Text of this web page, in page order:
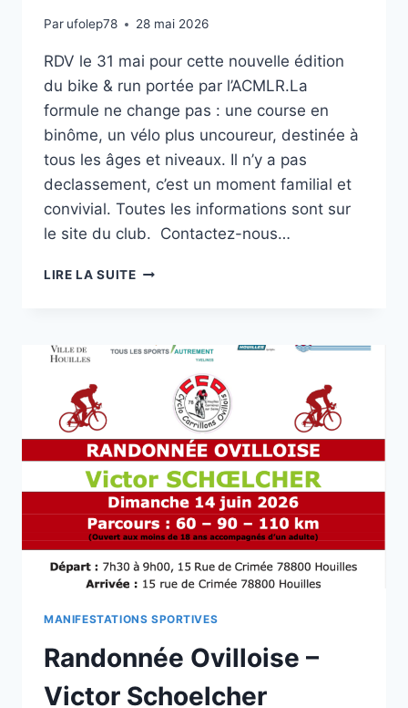
Par ufolep78 28 mai 2026
RDV le 31 mai pour cette nouvelle édition
du bike & run portée par l’ACMLR.La
formule ne change pas : une course en
binôme, un vélo plus uncoureur, destinée à
tous les âges et niveaux. Il n’y a pas
declassement, c’est un moment familial et
convivial. Toutes les informations sont sur
le site du club. Contactez-nous…
LIRE LA SUITE
MANIFESTATIONS SPORTIVES
Randonnée Ovilloise –
Victor Schoelcher